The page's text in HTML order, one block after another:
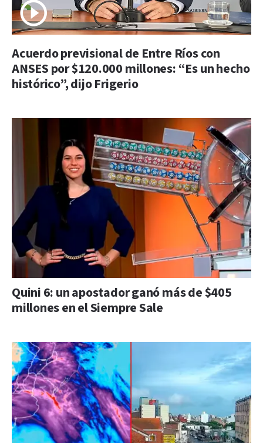
Acuerdo previsional de Entre Ríos con
ANSES por $120.000 millones: “Es un hecho
histórico”, dijo Frigerio
Quini 6: un apostador ganó más de $405
millones en el Siempre Sale